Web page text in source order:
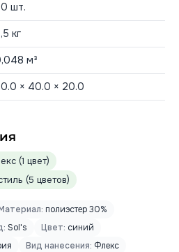
шт.
кг
м³
× 40.0 × 20.0
(1 цвет)
(5 цветов)
полиэстер 30%
Sol's Цвет: синий
Вид нанесения: Флекс